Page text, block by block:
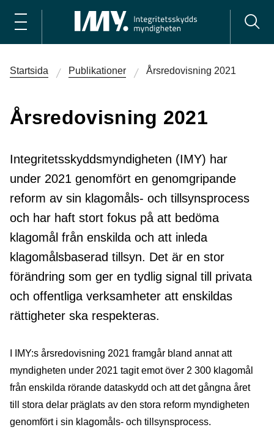
Startsida Publikationer Årsredovisning 2021
Årsredovisning 2021
Integritetsskyddsmyndigheten (IMY) har
under 2021 genomfört en genomgripande
reform av sin klagomåls- och tillsynsprocess
och har haft stort fokus på att bedöma
klagomål från enskilda och att inleda
klagomålsbaserad tillsyn. Det är en stor
förändring som ger en tydlig signal till privata
och offentliga verksamheter att enskildas
rättigheter ska respekteras.
I IMY:s årsredovisning 2021 framgår bland annat att
myndigheten under 2021 tagit emot över 2 300 klagomål
från enskilda rörande dataskydd och att det gångna året
till stora delar präglats av den stora reform myndigheten
genomfört i sin klagomåls- och tillsynsprocess.